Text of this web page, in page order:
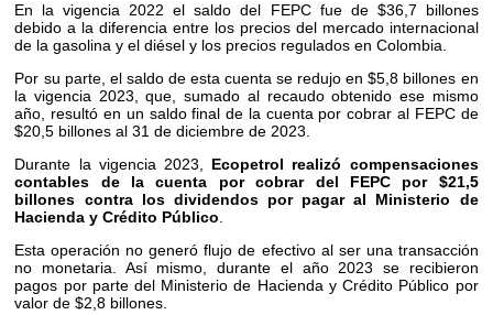
En la vigencia 2022 el saldo del FEPC fue de $36,7 billones
debido a la diferencia entre los precios del mercado internacional
de la gasolina y el diésel y los precios regulados en Colombia.
Por su parte, el saldo de esta cuenta se redujo en $5,8 billones en
la vigencia 2023, que, sumado al recaudo obtenido ese mismo
año, resultó en un saldo final de la cuenta por cobrar al FEPC de
$20,5 billones al 31 de diciembre de 2023.
Durante la vigencia 2023, Ecopetrol realizó compensaciones
contables de la cuenta por cobrar del FEPC por $21,5
billones contra los dividendos por pagar al Ministerio de
Hacienda y Crédito Público
Esta operación no generó flujo de efectivo al ser una transacción
no monetaria. Así mismo, durante el año 2023 se recibieron
pagos por parte del Ministerio de Hacienda y Crédito Público por
valor de $2,8 billones.